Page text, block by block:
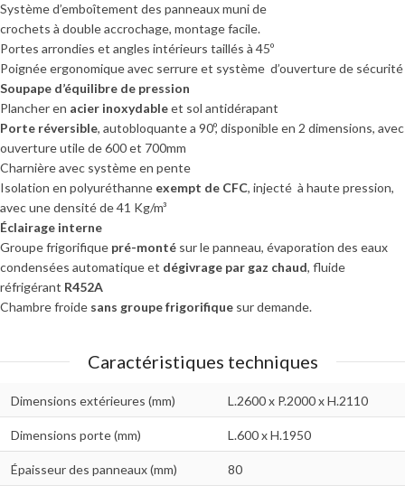
Système d’emboîtement des panneaux muni de
crochets à double accrochage, montage facile.
Portes arrondies et angles intérieurs taillés à 45º
Poignée ergonomique avec serrure et système d’ouverture de sécurité
Soupape d’équilibre de pression
Plancher en acier inoxydableet sol antidérapant
Porte réversible, autobloquante a 90º, disponible en 2 dimensions, avec
ouverture utile de 600 et 700mm
Charnière avec système en pente
Isolation en polyuréthanne exempt de CFC, injecté à haute pression,
avec une densité de 41 Kg/m³
Éclairage interne
Groupe frigorifique pré-monté sur le panneau, évaporation des eaux
condensées automatique et dégivrage par gaz chaud, fluide
réfrigérant R452A
Chambre froide sans groupe frigorifique sur demande.
Caractéristiques techniques
Dimensions extérieures (mm) L.2600 x P.2000 x H.2110
Dimensions porte (mm) L.600 x H.1950
Épaisseur des panneaux (mm) 80